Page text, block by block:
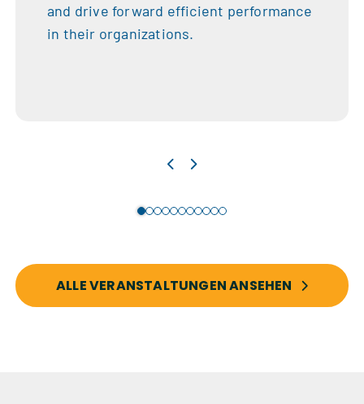
and drive forward efficient performance
in their organizations.
ALLE VERANSTALTUNGEN ANSEHEN